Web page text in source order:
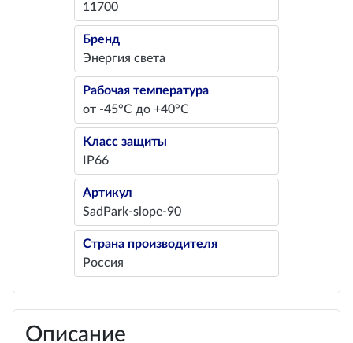
11700
Бренд
Энергия света
Рабочая температура
от -45°С до +40°С
Класс защиты
IP66
Артикул
SadPark-slope-90
Страна производителя
Россия
Описание